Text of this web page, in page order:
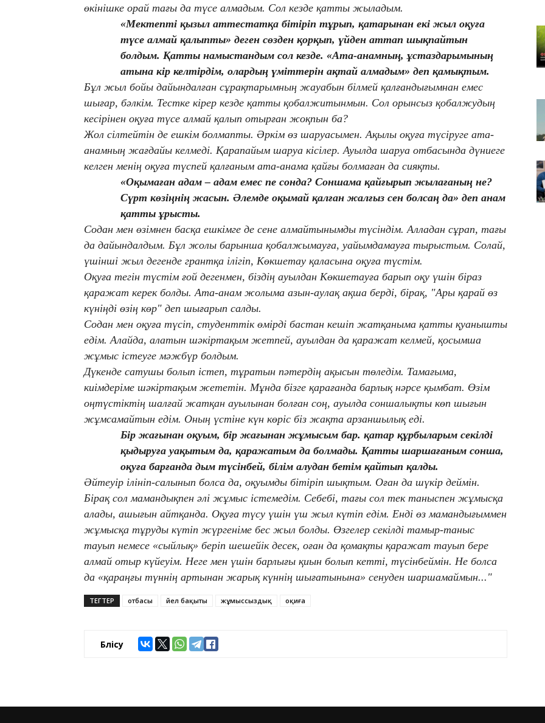
өкінішке орай тағы да түсе алмадым. Сол кезде қатты жыладым.
«Мектепті қызыл аттестатқа бітіріп тұрып, қатарынан екі жыл оқуға
түсе алмай қалыпты» деген сөзден қорқып, үйден аттап шықпайтын
болдым. Қатты намыстандым сол кезде. «Ата-анамның, ұстаздарымының
атына кір келтірдім, олардың үміттерін ақтай алмадым» деп қамықтым.
Бұл жыл бойы дайындалған сұрақтарымның жауабын білмей қалғандығымнан емес
шығар, бәлкім. Тестке кірер кезде қатты қобалжитынмын. Сол орынсыз қобалжудың
кесірінен оқуға түсе алмай қалып отырған жоқпын ба?
Жол сілтейтін де ешкім болмапты. Әркім өз шаруасымен. Ақылы оқуға түсіруге ата-
анамның жағдайы келмеді. Қарапайым шаруа кісілер. Ауылда шаруа отбасында дүниеге
келген менің оқуға түспей қалғаным ата-анама қайғы болмаған да сияқты.
«Оқымаған адам – адам емес пе сонда? Соншама қайғырып жылағаның не?
Сүрт көзіңнің жасын. Әлемде оқымай қалған жалғыз сен болсаң да» деп анам
қатты ұрысты.
Содан мен өзімнен басқа ешкімге де сене алмайтынымды түсіндім. Алладан сұрап, тағы
да дайындалдым. Бұл жолы барынша қобалжымауға, уайымдамауға тырыстым. Солай,
үшінші жыл дегенде грантқа ілігіп, Көкшетау қаласына оқуға түстім.
Оқуға тегін түстім ғой дегенмен, біздің ауылдан Көкшетауға барып оқу үшін біраз
қаражат керек болды. Ата-анам жолыма азын-аулақ ақша берді, бірақ, "Ары қарай өз
күніңді өзің көр" деп шығарып салды.
Содан мен оқуға түсіп, студенттік өмірді бастан кешіп жатқаныма қатты қуанышты
едім. Алайда, алатын шәкіртақым жетпей, ауылдан да қаражат келмей, қосымша
жұмыс істеуге мәжбүр болдым.
Дүкенде сатушы болып істеп, тұратын пәтердің ақысын төледім. Тамағыма,
киімдеріме шәкіртақым жететін. Мұнда бізге қарағанда барлық нәрсе қымбат. Өзім
оңтүстіктің шалғай жатқан ауылынан болған соң, ауылда соншалықты көп шығын
жұмсамайтын едім. Оның үстіне күн көріс біз жақта арзаншылық еді.
Бір жағынан оқуым, бір жағынан жұмысым бар. қатар құрбыларым секілді
қыдыруға уақытым да, қаражатым да болмады. Қатты шаршағаным сонша,
оқуға барғанда дым түсінбей, білім алудан бетім қайтып қалды.
Әйтеуір ілініп-салынып болса да, оқуымды бітіріп шықтым. Оған да шүкір деймін.
Бірақ сол мамандықпен әлі жұмыс істемедім. Себебі, тағы сол тек таныспен жұмысқа
алады, ашығын айтқанда. Оқуға түсу үшін үш жыл күтіп едім. Енді өз мамандығыммен
жұмысқа тұруды күтіп жүргеніме бес жыл болды. Өзгелер секілді тамыр-таныс
тауып немесе «сыйлық» беріп шешейік десек, оған да қомақты қаражат тауып бере
алмай отыр күйеуім. Неге мен үшін барлығы қиын болып кетті, түсінбеймін. Не болса
да «қараңғы түннің артынан жарық күннің шығатынына» сенуден шаршамаймын..."
ТЕГТЕР отбасы әйел бақыты жұмыссыздық оқиға
Бөлісу